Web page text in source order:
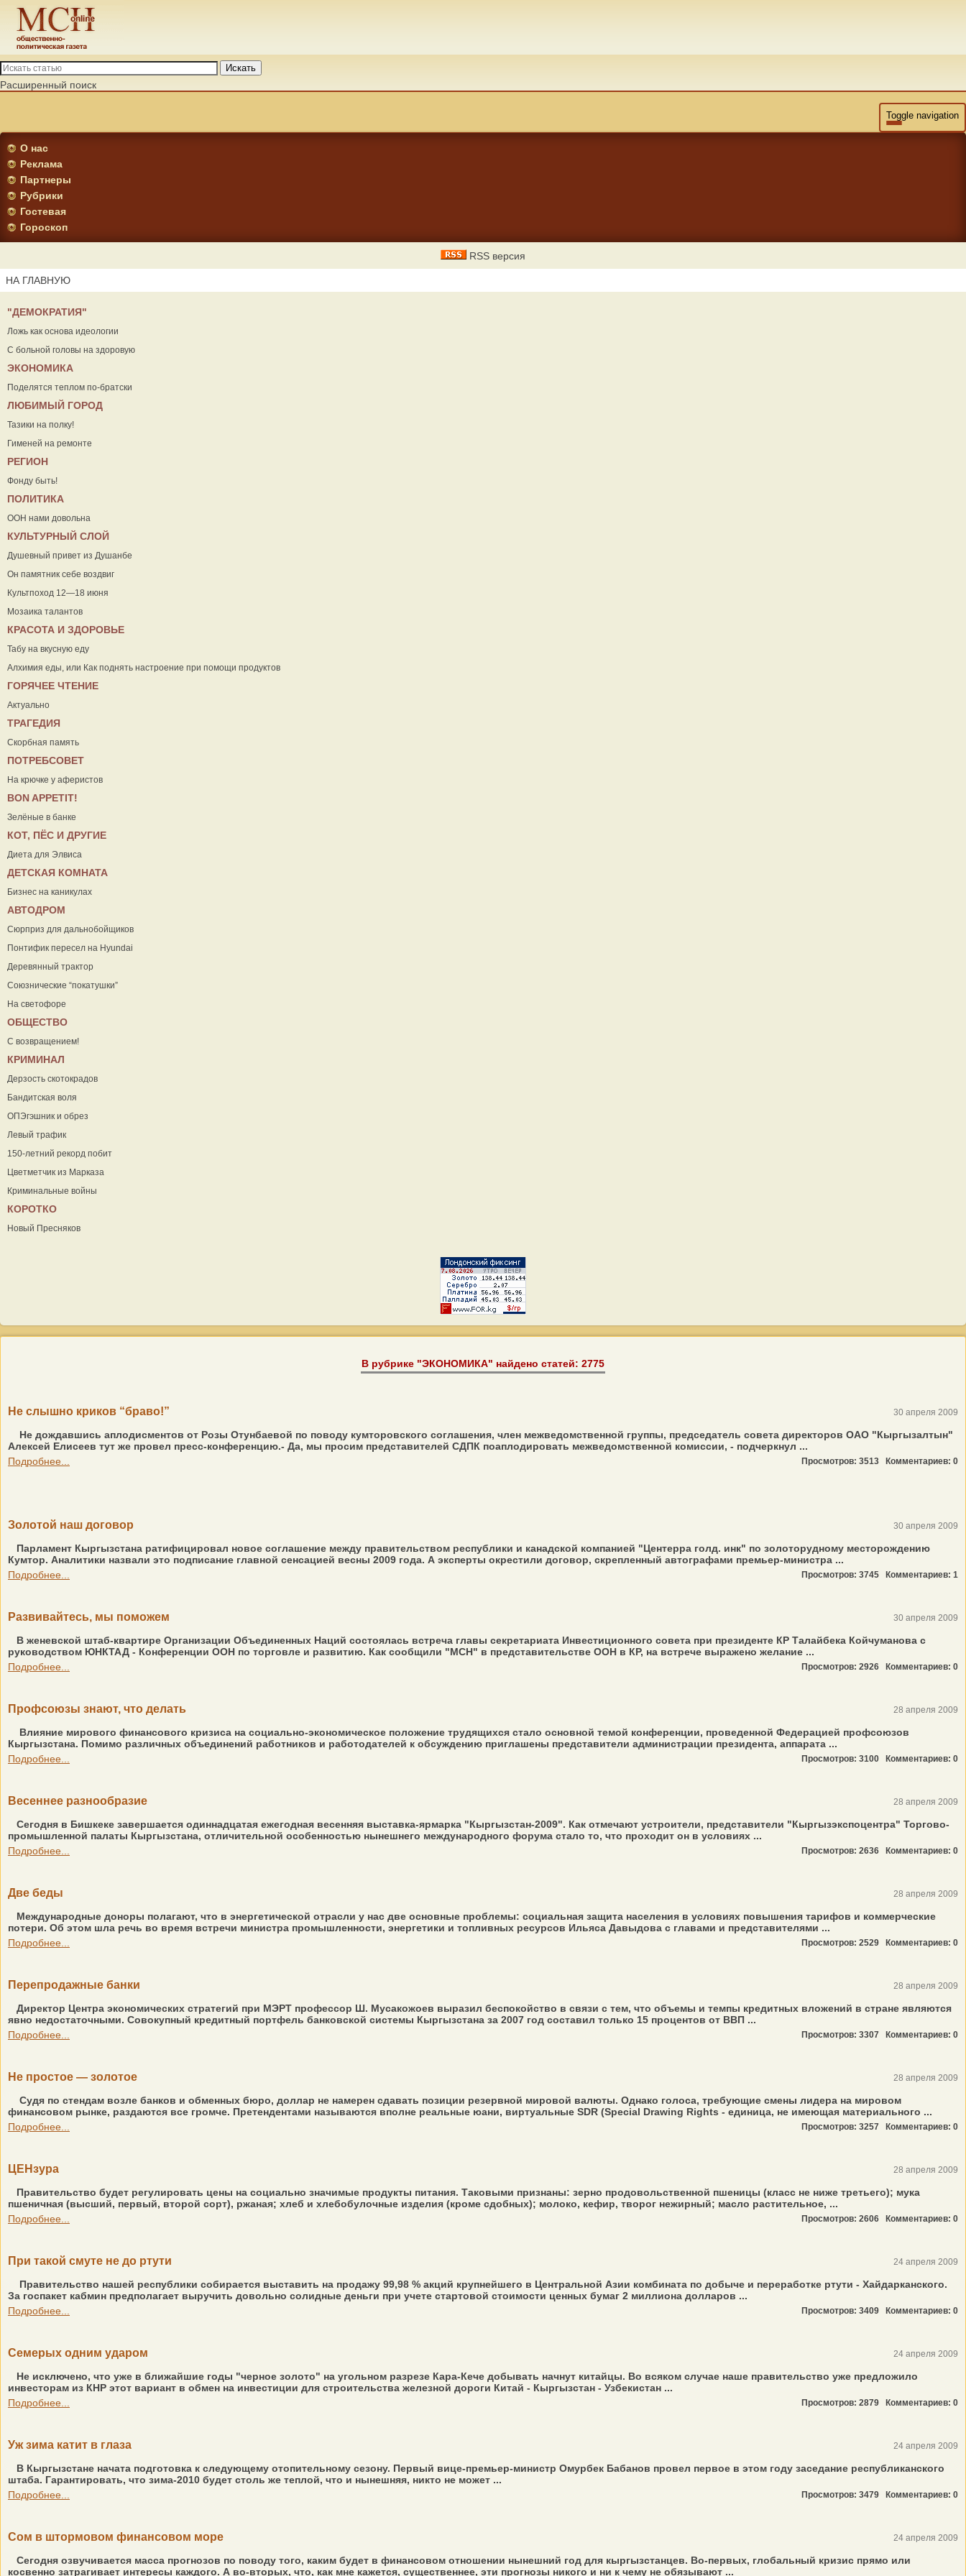
Искать
Расширенный поиск
Toggle navigation
О нас
Реклама
Партнеры
Рубрики
Гостевая
Гороскоп
RSS версия
НА ГЛАВНУЮ
"ДЕМОКРАТИЯ"
Ложь как основа идеологии
С больной головы на здоровую
ЭКОНОМИКА
Поделятся теплом по-братски
ЛЮБИМЫЙ ГОРОД
Тазики на полку!
Гименей на ремонте
РЕГИОН
Фонду быть!
ПОЛИТИКА
ООН нами довольна
КУЛЬТУРНЫЙ СЛОЙ
Душевный привет из Душанбе
Он памятник себе воздвиг
Культпоход 12—18 июня
Мозаика талантов
КРАСОТА И ЗДОРОВЬЕ
Табу на вкусную еду
Алхимия еды, или Как поднять настроение при помощи продуктов
ГОРЯЧЕЕ ЧТЕНИЕ
Актуально
ТРАГЕДИЯ
Скорбная память
ПОТРЕБСОВЕТ
На крючке у аферистов
ВON APPETIT!
Зелёные в банке
КОТ, ПЁС И ДРУГИЕ
Диета для Элвиса
ДЕТСКАЯ КОМНАТА
Бизнес на каникулах
АВТОДРОМ
Сюрприз для дальнобойщиков
Понтифик пересел на Hyundai
Деревянный трактор
Союзнические “покатушки”
На светофоре
ОБЩЕСТВО
С возвращением!
КРИМИНАЛ
Дерзость скотокрадов
Бандитская воля
ОПЭгэшник и обрез
Левый трафик
150-летний рекорд побит
Цветметчик из Марказа
Криминальные войны
КОРОТКО
Новый Пресняков
В рубрике "ЭКОНОМИКА" найдено статей: 2775
Не слышно криков “браво!” 30 апреля 2009
Не дождавшись аплодисментов от Розы Отунбаевой по поводу кумторовского соглашения, член межведомственной группы, председатель совета директоров ОАО "Кыргызалтын"
Алексей Елисеев тут же провел пресс-конференцию.- Да, мы просим представителей СДПК поаплодировать межведомственной комиссии, - подчеркнул ...
Подробнее...
Просмотров: 3513 Комментариев: 0
Золотой наш договор 30 апреля 2009
Парламент Кыргызстана ратифицировал новое соглашение между правительством республики и канадской компанией "Центерра голд. инк" по золоторудному месторождению
Кумтор. Аналитики назвали это подписание главной сенсацией весны 2009 года. А эксперты окрестили договор, скрепленный автографами премьер-министра ...
Подробнее...
Просмотров: 3745 Комментариев: 1
Развивайтесь, мы поможем 30 апреля 2009
В женевской штаб-квартире Организации Объединенных Наций состоялась встреча главы секретариата Инвестиционного совета при президенте КР Талайбека Койчуманова с
руководством ЮНКТАД - Конференции ООН по торговле и развитию. Как сообщили "МСН" в представительстве ООН в КР, на встрече выражено желание ...
Подробнее...
Просмотров: 2926 Комментариев: 0
Профсоюзы знают, что делать 28 апреля 2009
Влияние мирового финансового кризиса на социально-экономическое положение трудящихся стало основной темой конференции, проведенной Федерацией профсоюзов
Кыргызстана. Помимо различных объединений работников и работодателей к обсуждению приглашены представители администрации президента, аппарата ...
Подробнее...
Просмотров: 3100 Комментариев: 0
Весеннее разнообразие 28 апреля 2009
Сегодня в Бишкеке завершается одиннадцатая ежегодная весенняя выставка-ярмарка "Кыргызстан-2009". Как отмечают устроители, представители "Кыргызэкспоцентра" Торгово-
промышленной палаты Кыргызстана, отличительной особенностью нынешнего международного форума стало то, что проходит он в условиях ...
Подробнее...
Просмотров: 2636 Комментариев: 0
Две беды 28 апреля 2009
Международные доноры полагают, что в энергетической отрасли у нас две основные проблемы: социальная защита населения в условиях повышения тарифов и коммерческие
потери. Об этом шла речь во время встречи министра промышленности, энергетики и топливных ресурсов Ильяса Давыдова с главами и представителями ...
Подробнее...
Просмотров: 2529 Комментариев: 0
Перепродажные банки 28 апреля 2009
Директор Центра экономических стратегий при МЭРТ профессор Ш. Мусакожоев выразил беспокойство в связи с тем, что объемы и темпы кредитных вложений в стране являются
явно недостаточными. Совокупный кредитный портфель банковской системы Кыргызстана за 2007 год составил только 15 процентов от ВВП ...
Подробнее...
Просмотров: 3307 Комментариев: 0
Не простое — золотое 28 апреля 2009
Судя по стендам возле банков и обменных бюро, доллар не намерен сдавать позиции резервной мировой валюты. Однако голоса, требующие смены лидера на мировом
финансовом рынке, раздаются все громче. Претендентами называются вполне реальные юани, виртуальные SDR (Special Drawing Rights - единица, не имеющая материального ...
Подробнее...
Просмотров: 3257 Комментариев: 0
ЦЕНзура 28 апреля 2009
Правительство будет регулировать цены на социально значимые продукты питания. Таковыми признаны: зерно продовольственной пшеницы (класс не ниже третьего); мука
пшеничная (высший, первый, второй сорт), ржаная; хлеб и хлебобулочные изделия (кроме сдобных); молоко, кефир, творог нежирный; масло растительное, ...
Подробнее...
Просмотров: 2606 Комментариев: 0
При такой смуте не до ртути 24 апреля 2009
Правительство нашей республики собирается выставить на продажу 99,98 % акций крупнейшего в Центральной Азии комбината по добыче и переработке ртути - Хайдарканского.
За госпакет кабмин предполагает выручить довольно солидные деньги при учете стартовой стоимости ценных бумаг 2 миллиона долларов ...
Подробнее...
Просмотров: 3409 Комментариев: 0
Семерых одним ударом 24 апреля 2009
Не исключено, что уже в ближайшие годы "черное золото" на угольном разрезе Кара-Кече добывать начнут китайцы. Во всяком случае наше правительство уже предложило
инвесторам из КНР этот вариант в обмен на инвестиции для строительства железной дороги Китай - Кыргызстан - Узбекистан ...
Подробнее...
Просмотров: 2879 Комментариев: 0
Уж зима катит в глаза 24 апреля 2009
В Кыргызстане начата подготовка к следующему отопительному сезону. Первый вице-премьер-министр Омурбек Бабанов провел первое в этом году заседание республиканского
штаба. Гарантировать, что зима-2010 будет столь же теплой, что и нынешняя, никто не может ...
Подробнее...
Просмотров: 3479 Комментариев: 0
Сом в штормовом финансовом море 24 апреля 2009
Сегодня озвучивается масса прогнозов по поводу того, каким будет в финансовом отношении нынешний год для кыргызстанцев. Во-первых, глобальный кризис прямо или
косвенно затрагивает интересы каждого. А во-вторых, что, как мне кажется, существеннее, эти прогнозы никого и ни к чему не обязывают ...